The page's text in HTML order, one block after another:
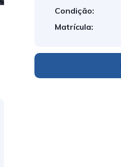
Condição:
Matrícula: